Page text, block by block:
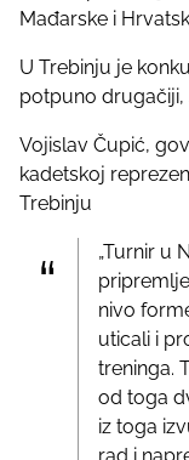
Mađarske i
U Trebinju je
potpuno drugačiji,
Vojislav Čupić,
kadetskoj
Trebinju
„Turnir u
nivo
uticali i
treninga.
od toga
iz toga